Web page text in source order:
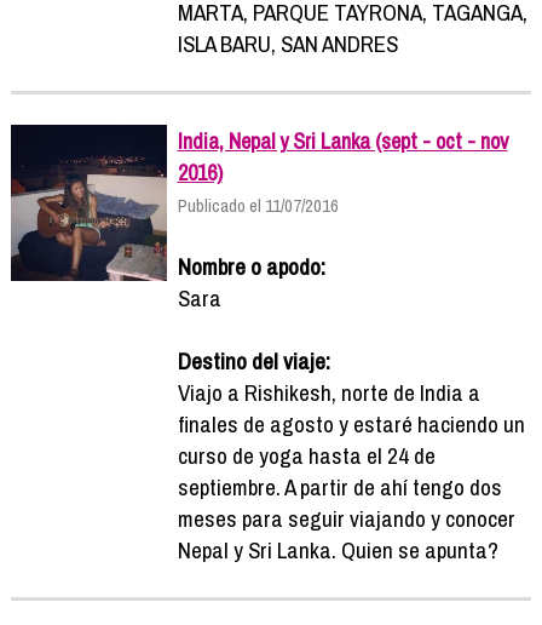
MARTA, PARQUE TAYRONA, TAGANGA,
ISLA BARU, SAN ANDRES
India, Nepal y Sri Lanka (sept - oct - nov
2016)
Publicado el 11/07/2016
Nombre o apodo:
Sara
Destino del viaje:
Viajo a Rishikesh, norte de India a
finales de agosto y estaré haciendo un
curso de yoga hasta el 24 de
septiembre. A partir de ahí tengo dos
meses para seguir viajando y conocer
Nepal y Sri Lanka. Quien se apunta?